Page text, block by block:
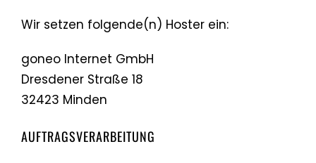
Wir setzen folgende(n) Hoster ein:
goneo Internet GmbH
Dresdener Straße 18
32423 Minden
AUFTRAGSVERARBEITUNG